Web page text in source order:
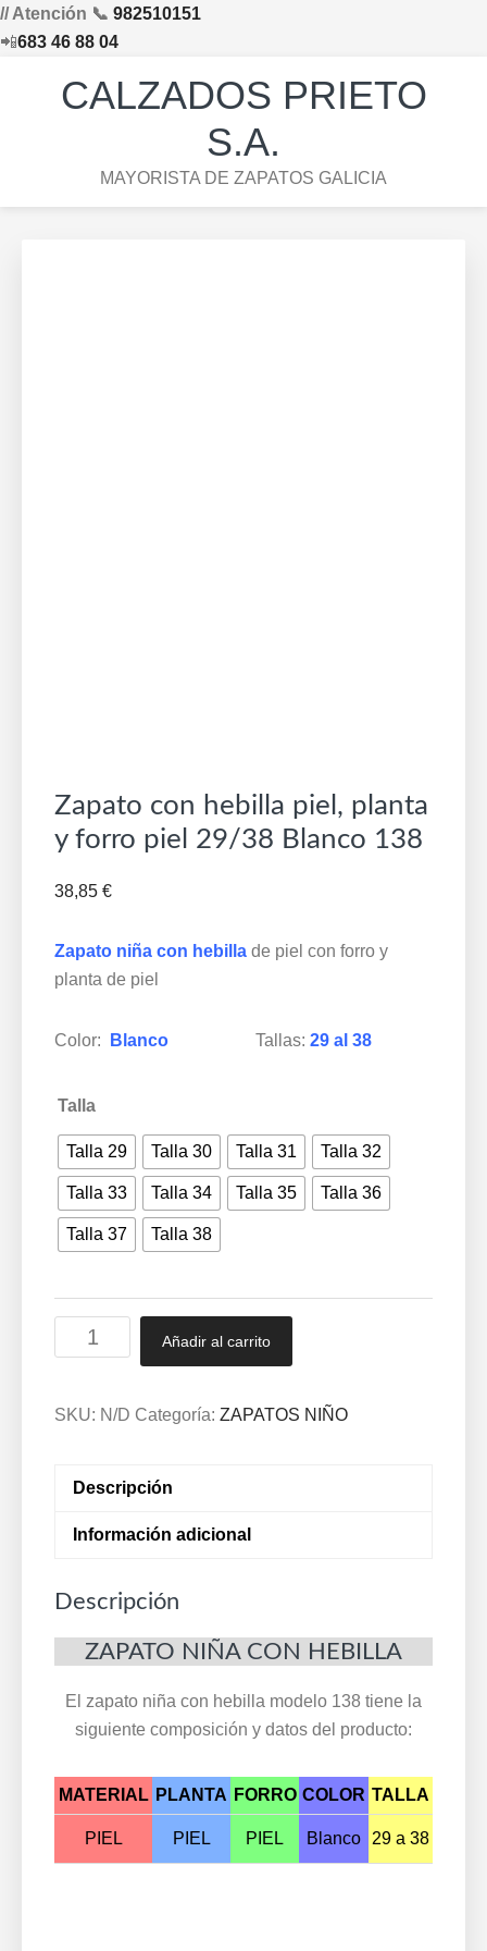
// Atención 📞 982510151
📲683 46 88 04
CALZADOS PRIETO
S.A.
MAYORISTA DE ZAPATOS GALICIA
Zapato con hebilla piel, planta
y forro piel 29/38 Blanco 138
38,85 €
Zapato niña con hebilla de piel con forro y
planta de piel
Color: Blanco Tallas: 29 al 38
Talla
Talla 29 Talla 30 Talla 31 Talla 32
Talla 33 Talla 34 Talla 35 Talla 36
Talla 37 Talla 38
Zapato
con
piel,
forro
piel
138
cantidad
Añadir al carrito
SKU: N/D Categoría: ZAPATOS NIÑO
Descripción
Información adicional
Descripción
ZAPATO NIÑA CON HEBILLA
El zapato niña con hebilla modelo 138 tiene la
siguiente composición y datos del producto:
MATERIAL PLANTA FORRO COLOR TALLA
PIEL PIEL PIEL Blanco 29 a 38